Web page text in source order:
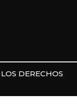
DERECHOS